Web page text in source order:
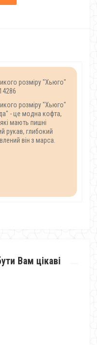
розміру "Хьюго"
розміру "Хьюго"
- це модна кофта,
мають пишні
рукав, глибокий
він з марса.
Вам цікаві